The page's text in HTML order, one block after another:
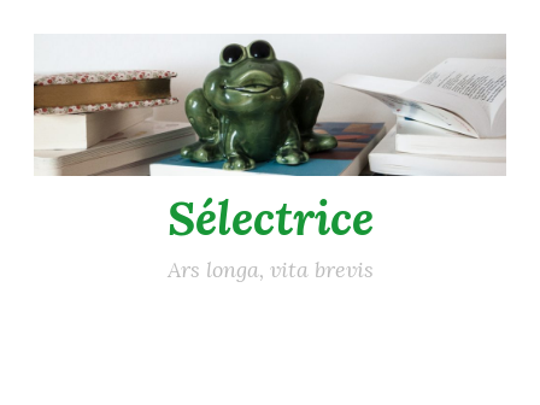
au
contenu
principal
Sélectrice
Ars longa, vita brevis